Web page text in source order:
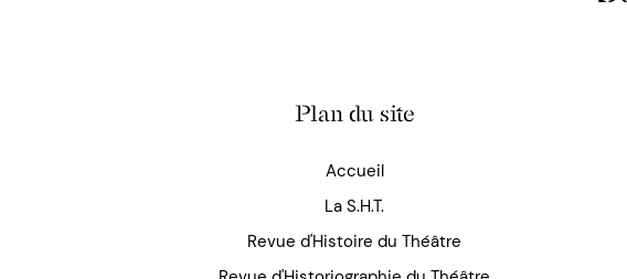
Plan du site
Accueil
La S.H.T.
Revue d'Histoire du Théâtre